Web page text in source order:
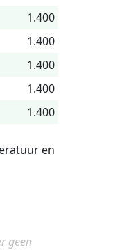
1.400
1.400
1.400
1.400
1.400
en
geen